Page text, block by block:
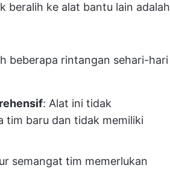
beralih ke alat bantu lain adalah
beberapa rintangan sehari-hari
: Alat ini tidak
tim baru dan tidak memiliki
semangat tim memerlukan